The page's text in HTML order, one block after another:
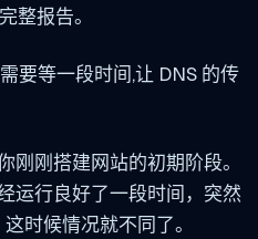
整报告。
要等一段时间,让 DNS 的传
刚刚搭建网站的初期阶段。
运行良好了一段时间，突然
时候情况就不同了。